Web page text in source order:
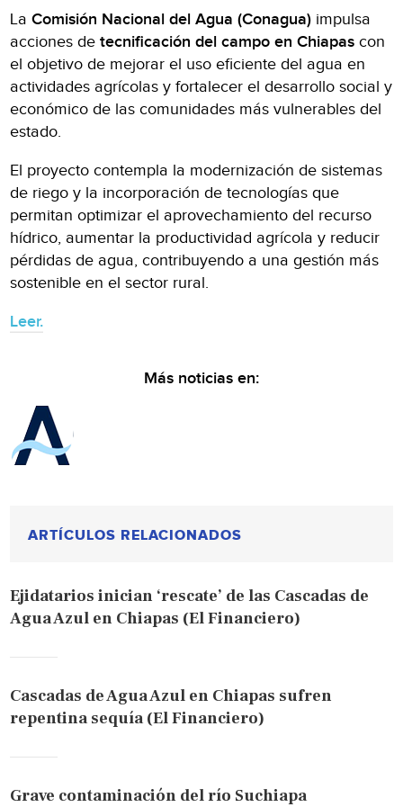
LaComisión Nacional del Agua (Conagua) impulsa
acciones detecnificación del campo en Chiapas con
el objetivo de mejorar el uso eficiente del agua en
actividades agrícolas y fortalecer el desarrollo social y
económico de las comunidades más vulnerables del
estado.
El proyecto contempla la modernización de sistemas
de riego y la incorporación de tecnologías que
permitan optimizar el aprovechamiento del recurso
hídrico, aumentar la productividad agrícola y reducir
pérdidas de agua, contribuyendo a una gestión más
sostenible en el sector rural.
Leer.
Más noticias en:
ARTÍCULOS RELACIONADOS
Ejidatarios inician ‘rescate’ de las Cascadas de
Agua Azul en Chiapas (El Financiero)
Cascadas de Agua Azul en Chiapas sufren
repentina sequía (El Financiero)
Grave contaminación del río Suchiapa